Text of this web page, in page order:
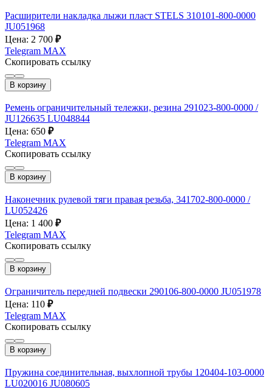
Расширители накладка лыжи пласт STELS 310101-800-0000
JU051968
Цена: 2 700 ₽
Telegram MAX
Скопировать ссылку
В корзину
Ремень ограничительный тележки, резина 291023-800-0000 /
JU126635 LU048844
Цена: 650 ₽
Telegram MAX
Скопировать ссылку
В корзину
Наконечник рулевой тяги правая резьба, 341702-800-0000 /
LU052426
Цена: 1 400 ₽
Telegram MAX
Скопировать ссылку
В корзину
Ограничитель передней подвески 290106-800-0000 JU051978
Цена: 110 ₽
Telegram MAX
Скопировать ссылку
В корзину
Пружина соединительная, выхлопной трубы 120404-103-0000
LU020016 JU080605